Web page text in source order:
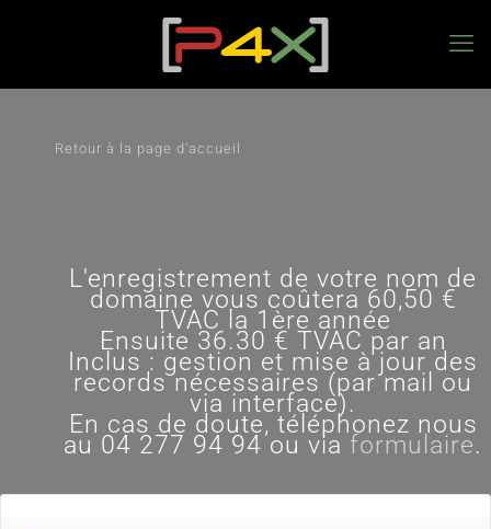
Retour à la page d'accueil
L'enregistrement de votre nom de
domaine vous coûtera 60,50 €
TVAC la 1ère année
Ensuite 36.30 € TVAC par an
Inclus : gestion et mise à jour des
records nécessaires (par mail ou
via interface).
En cas de doute, téléphonez nous
au 04 277 94 94ou via formulaire.